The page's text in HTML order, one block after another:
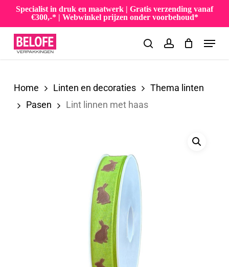
Skip
main
content
Specialist in druk en maatwerk | Gratis verzending vanaf
€300,-* | Webwinkel prijzen onder voorbehoud*
searchaccount
Menu
Home Linten en decoraties
Thema linten
Pasen
Lint linnen met haas